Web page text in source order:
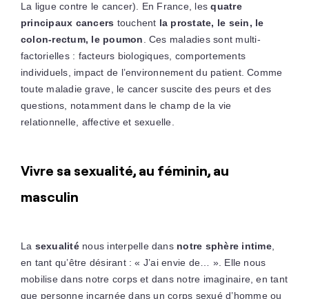
La ligue contre le cancer). En France, lesquatre
principaux cancers touchent la prostate, le sein, le
colon-rectum, le poumon . Ces maladies sont multi-
factorielles : facteurs biologiques, comportements
individuels, impact de l’environnement du patient. Comme
toute maladie grave, le cancer suscite des peurs et des
questions, notamment dans le champ de la vie
relationnelle, affective et sexuelle.
Vivre sa sexualité, au féminin, au
masculin
La sexualiténous interpelle dans notre sphère intime,
en tant qu’être désirant : « J’ai envie de… ». Elle nous
mobilise dans notre corps et dans notre imaginaire, en tant
que personne incarnée dans un corps sexué d’homme ou